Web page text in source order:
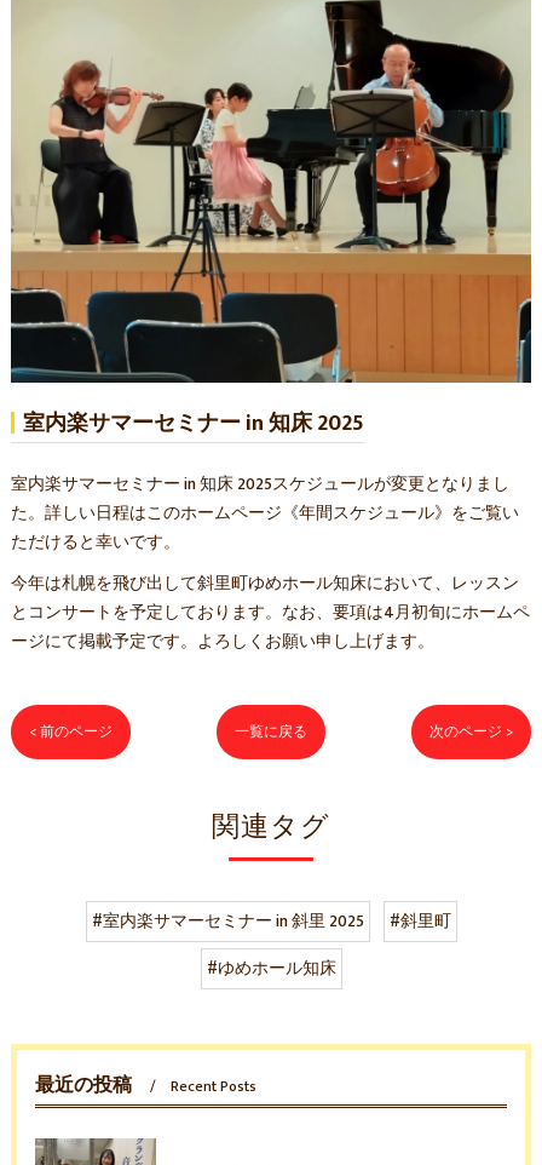
室内楽サマーセミナー in 知床 2025
室内楽サマーセミナー in 知床 2025スケジュールが変更となりまし
た。詳しい日程はこのホームページ《年間スケジュール》をご覧い
ただけると幸いです。
今年は札幌を飛び出して斜里町ゆめホール知床において、レッスン
とコンサートを予定しております。なお、要項は4月初旬にホームペ
ージにて掲載予定です。よろしくお願い申し上げます。
< 前のページ 一覧に戻る 次のページ >
関連タグ
#室内楽サマーセミナー in 斜里 2025
#斜里町
#ゆめホール知床
最近の投稿 Recent Posts